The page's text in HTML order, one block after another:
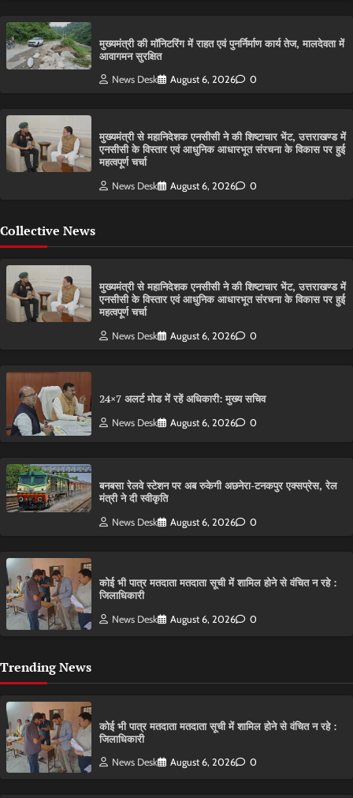
मुख्यमंत्री की मॉनिटरिंग में राहत एवं पुनर्निर्माण कार्य तेज, मालदेवता में
आवागमन सुरक्षित
News Desk August 6, 2026 0
मुख्यमंत्री से महानिदेशक एनसीसी ने की शिष्टाचार भेंट, उत्तराखण्ड में
एनसीसी के विस्तार एवं आधुनिक आधारभूत संरचना के विकास पर हुई
महत्वपूर्ण चर्चा
News Desk August 6, 2026 0
Collective News
मुख्यमंत्री से महानिदेशक एनसीसी ने की शिष्टाचार भेंट, उत्तराखण्ड में
एनसीसी के विस्तार एवं आधुनिक आधारभूत संरचना के विकास पर हुई
महत्वपूर्ण चर्चा
News Desk August 6, 2026 0
24×7 अलर्ट मोड में रहें अधिकारी: मुख्य सचिव
News Desk August 6, 2026 0
बनबसा रेलवे स्टेशन पर अब रुकेगी अछनेरा-टनकपुर एक्सप्रेस, रेल
मंत्री ने दी स्वीकृति
News Desk August 6, 2026 0
कोई भी पात्र मतदाता मतदाता सूची में शामिल होने से वंचित न रहे :
जिलाधिकारी
News Desk August 6, 2026 0
Trending News
कोई भी पात्र मतदाता मतदाता सूची में शामिल होने से वंचित न रहे :
जिलाधिकारी
News Desk August 6, 2026 0